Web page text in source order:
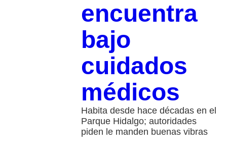
encuentra
bajo
cuidados
médicos
Habita desde hace décadas en el
Parque Hidalgo; autoridades
piden le manden buenas vibras